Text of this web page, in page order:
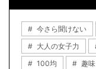
今さら聞けない
大人の女子力
100均
趣味